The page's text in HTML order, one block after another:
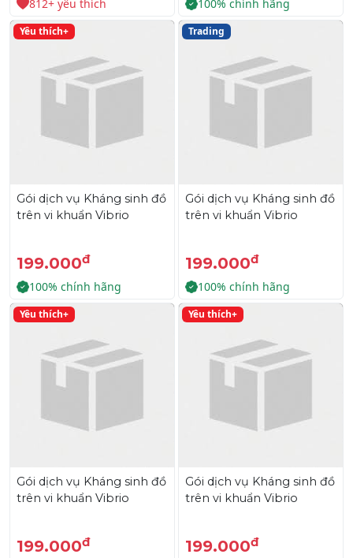
812+ yêu thích 100% chính hãng
Yêu thích+
Gói dịch vụ Kháng sinh đồ
trên vi khuẩn Vibrio
199.000đ
100% chính hãng
Trading
Gói dịch vụ Kháng sinh đồ
trên vi khuẩn Vibrio
199.000đ
100% chính hãng
Yêu thích+
Gói dịch vụ Kháng sinh đồ
trên vi khuẩn Vibrio
199.000đ
Yêu thích+
Gói dịch vụ Kháng sinh đồ
trên vi khuẩn Vibrio
199.000đ